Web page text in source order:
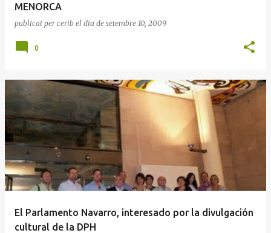
MENORCA
publicat per cerib el dia de setembre 10, 2009
0
El Parlamento Navarro, interesado por la divulgación
cultural de la DPH